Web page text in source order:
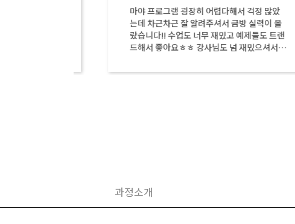
마야 프로그램 굉장히 어렵다해서 걱정 많았
는데 차근차근 잘 알려주셔서 금방 실력이 올
랐습니다!! 수업도 너무 재밌고 예제들도 트랜
드해서 좋아요ㅎㅎ 강사님도 넘 재밌으셔서
과정소개